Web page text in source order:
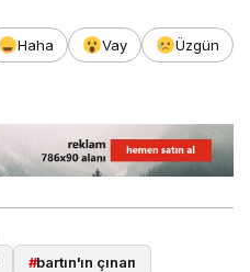
Haha Vay
Üzgün
#bartın'ın çınarı